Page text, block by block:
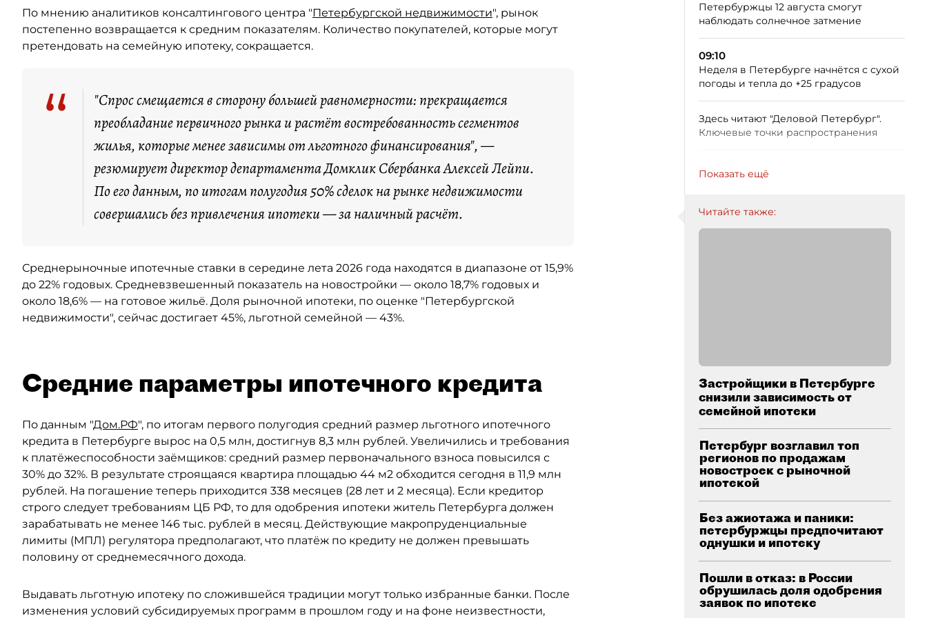
По мнению аналитиков консалтингового центра "Петербургской недвижимости", рынок
постепенно возвращается к средним показателям. Количество покупателей, которые могут
претендовать на семейную ипотеку, сокращается.
“
"Спрос смещается в сторону большей равномерности: прекращается
преобладание первичного рынка и растёт востребованность сегментов
жилья, которые менее зависимы от льготного финансирования", —
резюмирует директор департамента Домклик Сбербанка Алексей Лейпи.
По его данным, по итогам полугодия 50% сделок на рынке недвижимости
совершались без привлечения ипотеки — за наличный расчёт.
Среднерыночные ипотечные ставки в середине лета 2026 года находятся в диапазоне от 15,9%
до 22% годовых. Средневзвешенный показатель на новостройки — около 18,7% годовых и
около 18,6% — на готовое жильё. Доля рыночной ипотеки, по оценке "Петербургской
недвижимости", сейчас достигает 45%, льготной семейной — 43%.
Средние параметры ипотечного кредита
По данным "Дом.РФ", по итогам первого полугодия средний размер льготного ипотечного
кредита в Петербурге вырос на 0,5 млн, достигнув 8,3 млн рублей. Увеличились и требования
к платёжеспособности заёмщиков: средний размер первоначального взноса повысился с
30% до 32%. В результате строящаяся квартира площадью 44 м2 обходится сегодня в 11,9 млн
рублей. На погашение теперь приходится 338 месяцев (28 лет и 2 месяца). Если кредитор
строго следует требованиям ЦБ РФ, то для одобрения ипотеки житель Петербурга должен
зарабатывать не менее 146 тыс. рублей в месяц. Действующие макропруденциальные
лимиты (МПЛ) регулятора предполагают, что платёж по кредиту не должен превышать
половину от среднемесячного дохода.
Выдавать льготную ипотеку по сложившейся традиции могут только избранные банки. После
изменения условий субсидируемых программ в прошлом году и на фоне неизвестности,
Петербуржцы 12 августа смогут
наблюдать солнечное затмение
09:10
Неделя в Петербурге начнётся с сухой
погоды и тепла до +25 градусов
Здесь читают "Деловой Петербург".
Ключевые точки распространения
Показать ещё
Читайте также:
Застройщики в Петербурге
снизили зависимость от
семейной ипотеки
Петербург возглавил топ
регионов по продажам
новостроек с рыночной
ипотекой
Без ажиотажа и паники:
петербуржцы предпочитают
однушки и ипотеку
Пошли в отказ: в России
обрушилась доля одобрения
заявок по ипотеке